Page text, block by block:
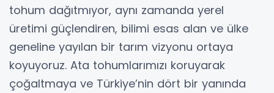
tohum dağıtmıyor, aynı zamanda yerel
üretimi güçlendiren, bilimi esas alan ve ülke
geneline yayılan bir tarım vizyonu ortaya
koyuyoruz. Ata tohumlarımızı koruyarak
çoğaltmaya ve Türkiye’nin dört bir yanında